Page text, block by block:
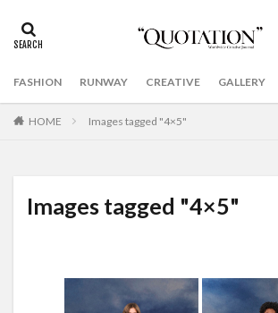
FASHION RUNWAY CREATIVE GALLERY
HOME Images tagged "4×5"
Images tagged "4×5"